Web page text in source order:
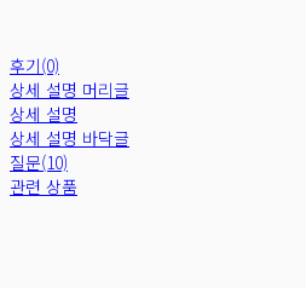
후기(0)
상세 설명 머리글
상세 설명
상세 설명 바닥글
질문(10)
관련 상품